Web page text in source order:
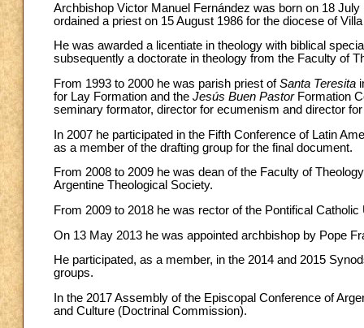
Archbishop Victor Manuel Fernández was born on 18
ordained a priest on 15 August 1986 for the diocese of
He was awarded a licentiate in theology with biblical
subsequently a doctorate in theology from the Faculty of
From 1993 to 2000 he was parish priest ofSanta Teresita
for Lay Formation and the Jesús Buen Pastor Formation
seminary formator, director for ecumenism and director
In 2007 he participated in the Fifth Conference of Latin
as a member of the drafting group for the final document.
From 2008 to 2009 he was dean of the Faculty of
Argentine Theological Society.
From 2009 to 2018 he was rector of the Pontifical
On 13 May 2013 he was appointed archbishop by Pope
He participated, as a member, in the 2014 and 2015
groups.
In the 2017 Assembly of the Episcopal Conference of
and Culture (Doctrinal Commission).